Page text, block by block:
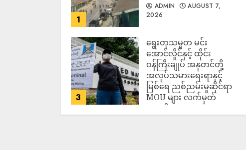
1
ADMIN
AUGUST 7,
2026
3
ရွေးတုသမ္မတ မင်း
အောင်လှိုင်နှင့် ထိုင်း
ဝန်ကြီးချုပ် အနုတင်တို့
အလုပ်သမားရေးရာနှင့်
မြစ်ရေ ညစ်ညမ်းမှုဆိုင်ရာ
MOU များ လက်မှတ်
ရေးထိုး